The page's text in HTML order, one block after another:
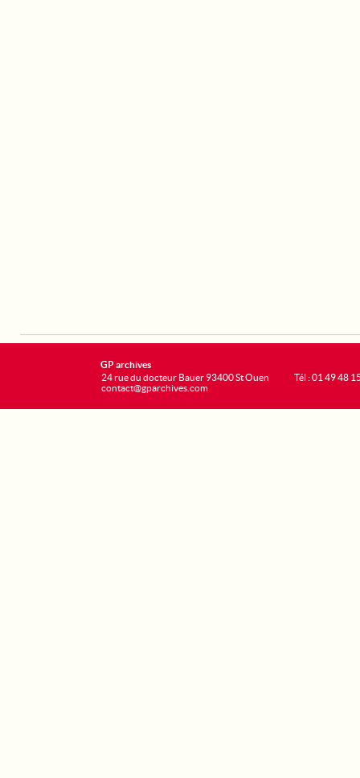
GP archives
24 rue du docteur Bauer 93400 St Ouen
contact@gparchives.com
Tél : 01 49 48